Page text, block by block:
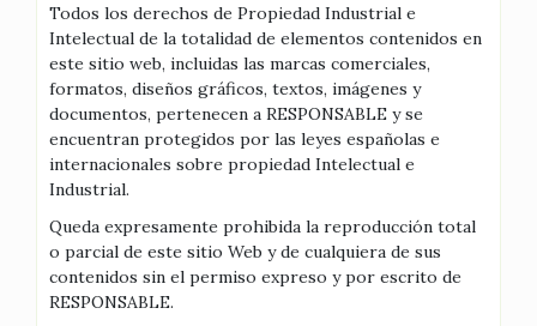
Todos los derechos de Propiedad Industrial e
Intelectual de la totalidad de elementos contenidos en
este sitio web, incluidas las marcas comerciales,
formatos, diseños gráficos, textos, imágenes y
documentos, pertenecen a RESPONSABLE y se
encuentran protegidos por las leyes españolas e
internacionales sobre propiedad Intelectual e
Industrial.
Queda expresamente prohibida la reproducción total
o parcial de este sitio Web y de cualquiera de sus
contenidos sin el permiso expreso y por escrito de
RESPONSABLE.